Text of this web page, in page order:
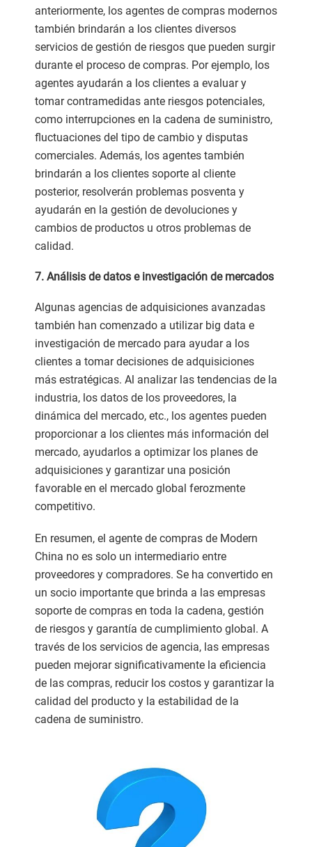
anteriormente, los agentes de compras modernos
también brindarán a los clientes diversos
servicios de gestión de riesgos que pueden surgir
durante el proceso de compras. Por ejemplo, los
agentes ayudarán a los clientes a evaluar y
tomar contramedidas ante riesgos potenciales,
como interrupciones en la cadena de suministro,
fluctuaciones del tipo de cambio y disputas
comerciales. Además, los agentes también
brindarán a los clientes soporte al cliente
posterior, resolverán problemas posventa y
ayudarán en la gestión de devoluciones y
cambios de productos u otros problemas de
calidad.
7. Análisis de datos e investigación de mercados
Algunas agencias de adquisiciones avanzadas
también han comenzado a utilizar big data e
investigación de mercado para ayudar a los
clientes a tomar decisiones de adquisiciones
más estratégicas. Al analizar las tendencias de la
industria, los datos de los proveedores, la
dinámica del mercado, etc., los agentes pueden
proporcionar a los clientes más información del
mercado, ayudarlos a optimizar los planes de
adquisiciones y garantizar una posición
favorable en el mercado global ferozmente
competitivo.
En resumen, el agente de compras de Modern
China no es solo un intermediario entre
proveedores y compradores. Se ha convertido en
un socio importante que brinda a las empresas
soporte de compras en toda la cadena, gestión
de riesgos y garantía de cumplimiento global. A
través de los servicios de agencia, las empresas
pueden mejorar significativamente la eficiencia
de las compras, reducir los costos y garantizar la
calidad del producto y la estabilidad de la
cadena de suministro.